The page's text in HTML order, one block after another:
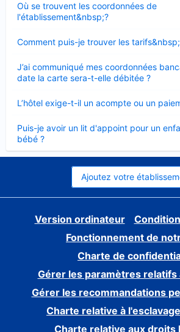
Où se trouvent les coordonnées de
l'établissement&nbsp;?
fermé
Comment puis-je trouver les
fermé
J’ai communiqué mes coordonnées
date la carte sera-t-elle débitée ?
fermé
L’hôtel exige-t-il un acompte ou un
fermé
Puis-je avoir un lit d'appoint pour un
bébé ?
fermé
Ajoutez votre
Version ordinateur
Fonctionnement de
Charte de
Gérer les paramètres relatifs
Gérer les recommandations
Charte relative à
Charte relative aux droits